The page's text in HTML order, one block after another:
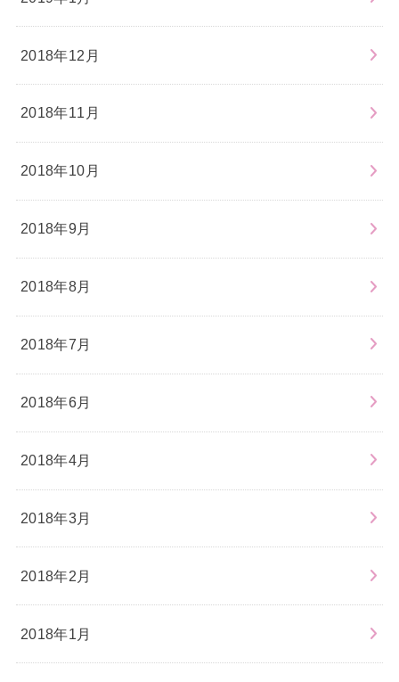
2018年12月
2018年11月
2018年10月
2018年9月
2018年8月
2018年7月
2018年6月
2018年4月
2018年3月
2018年2月
2018年1月